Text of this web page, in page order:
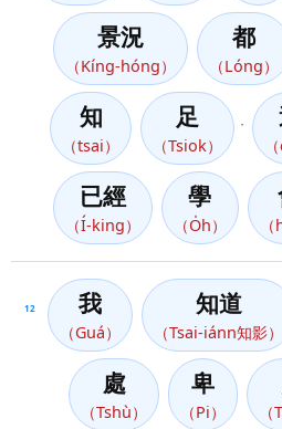
景況
（Kíng-hóng）
都
（Lóng）
知
（tsai）
足
（Tsiok）
已經
（Í-king）
學
（O̍h）
12 我
（Guá）
知道
（Tsai-iánn知影）
處
（Tshù）
卑
（Pi）